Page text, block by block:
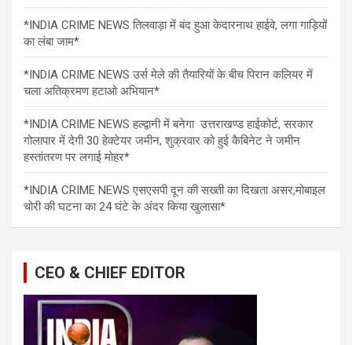
*INDIA CRIME NEWS तिलवाड़ा में बंद हुआ केदारनाथ हाईवे, लगा गाड़ियों
का लंबा जाम*
*INDIA CRIME NEWS उर्स मेले की तैयारियों के बीच पिरान कलियर में
चला अतिक्रमण हटाओ अभियान*
*INDIA CRIME NEWS हल्द्वानी में बनेगा उत्तराखण्ड हाईकोर्ट, सरकार
गोलापार में देगी 30 हेक्टेयर जमीन, शुक्रवार को हुई कैबिनेट ने जमीन
हस्तांतरण पर लगाई मोहर*
*INDIA CRIME NEWS एसएसपी दून की सख्ती का दिखता असर,मोबाइल
चोरी की घटना का 24 घंटे के अंदर किया खुलासा*
CEO & CHIEF EDITOR